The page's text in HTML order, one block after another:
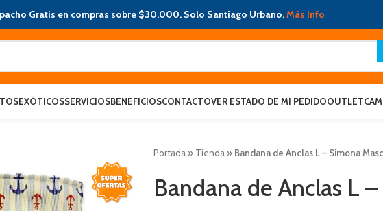
Gratis en compras sobre $30.000. Solo Santiago Urbano.Más Info
EXÓTICOSSERVICIOSBENEFICIOSCONTACTOVER ESTADO DE MI PEDIDOOUTLET
Portada » Tienda » Bandana de Anclas L – Simona
Bandana de Anclas L